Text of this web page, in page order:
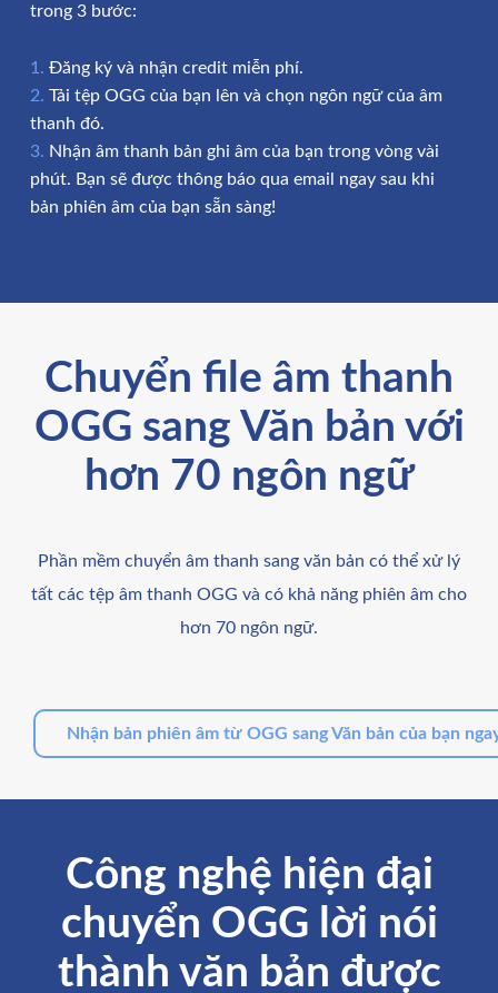
trong 3 bước:
Đăng ký và nhận credit miễn phí.
Tải tệp OGG của bạn lên và chọn ngôn ngữ của âm
thanh đó.
Nhận âm thanh bản ghi âm của bạn trong vòng vài
phút. Bạn sẽ được thông báo qua email ngay sau khi
bản phiên âm của bạn sẵn sàng!
Chuyển file âm thanh
OGG sang Văn bản với
hơn 70 ngôn ngữ
Phần mềm chuyển âm thanh sang văn bản có thể xử lý
tất các tệp âm thanh OGG và có khả năng phiên âm cho
hơn 70 ngôn ngữ.
Nhận bản phiên âm từ OGG sang Văn bản của bạn
Công nghệ hiện đại
chuyển OGG lời nói
thành văn bản được